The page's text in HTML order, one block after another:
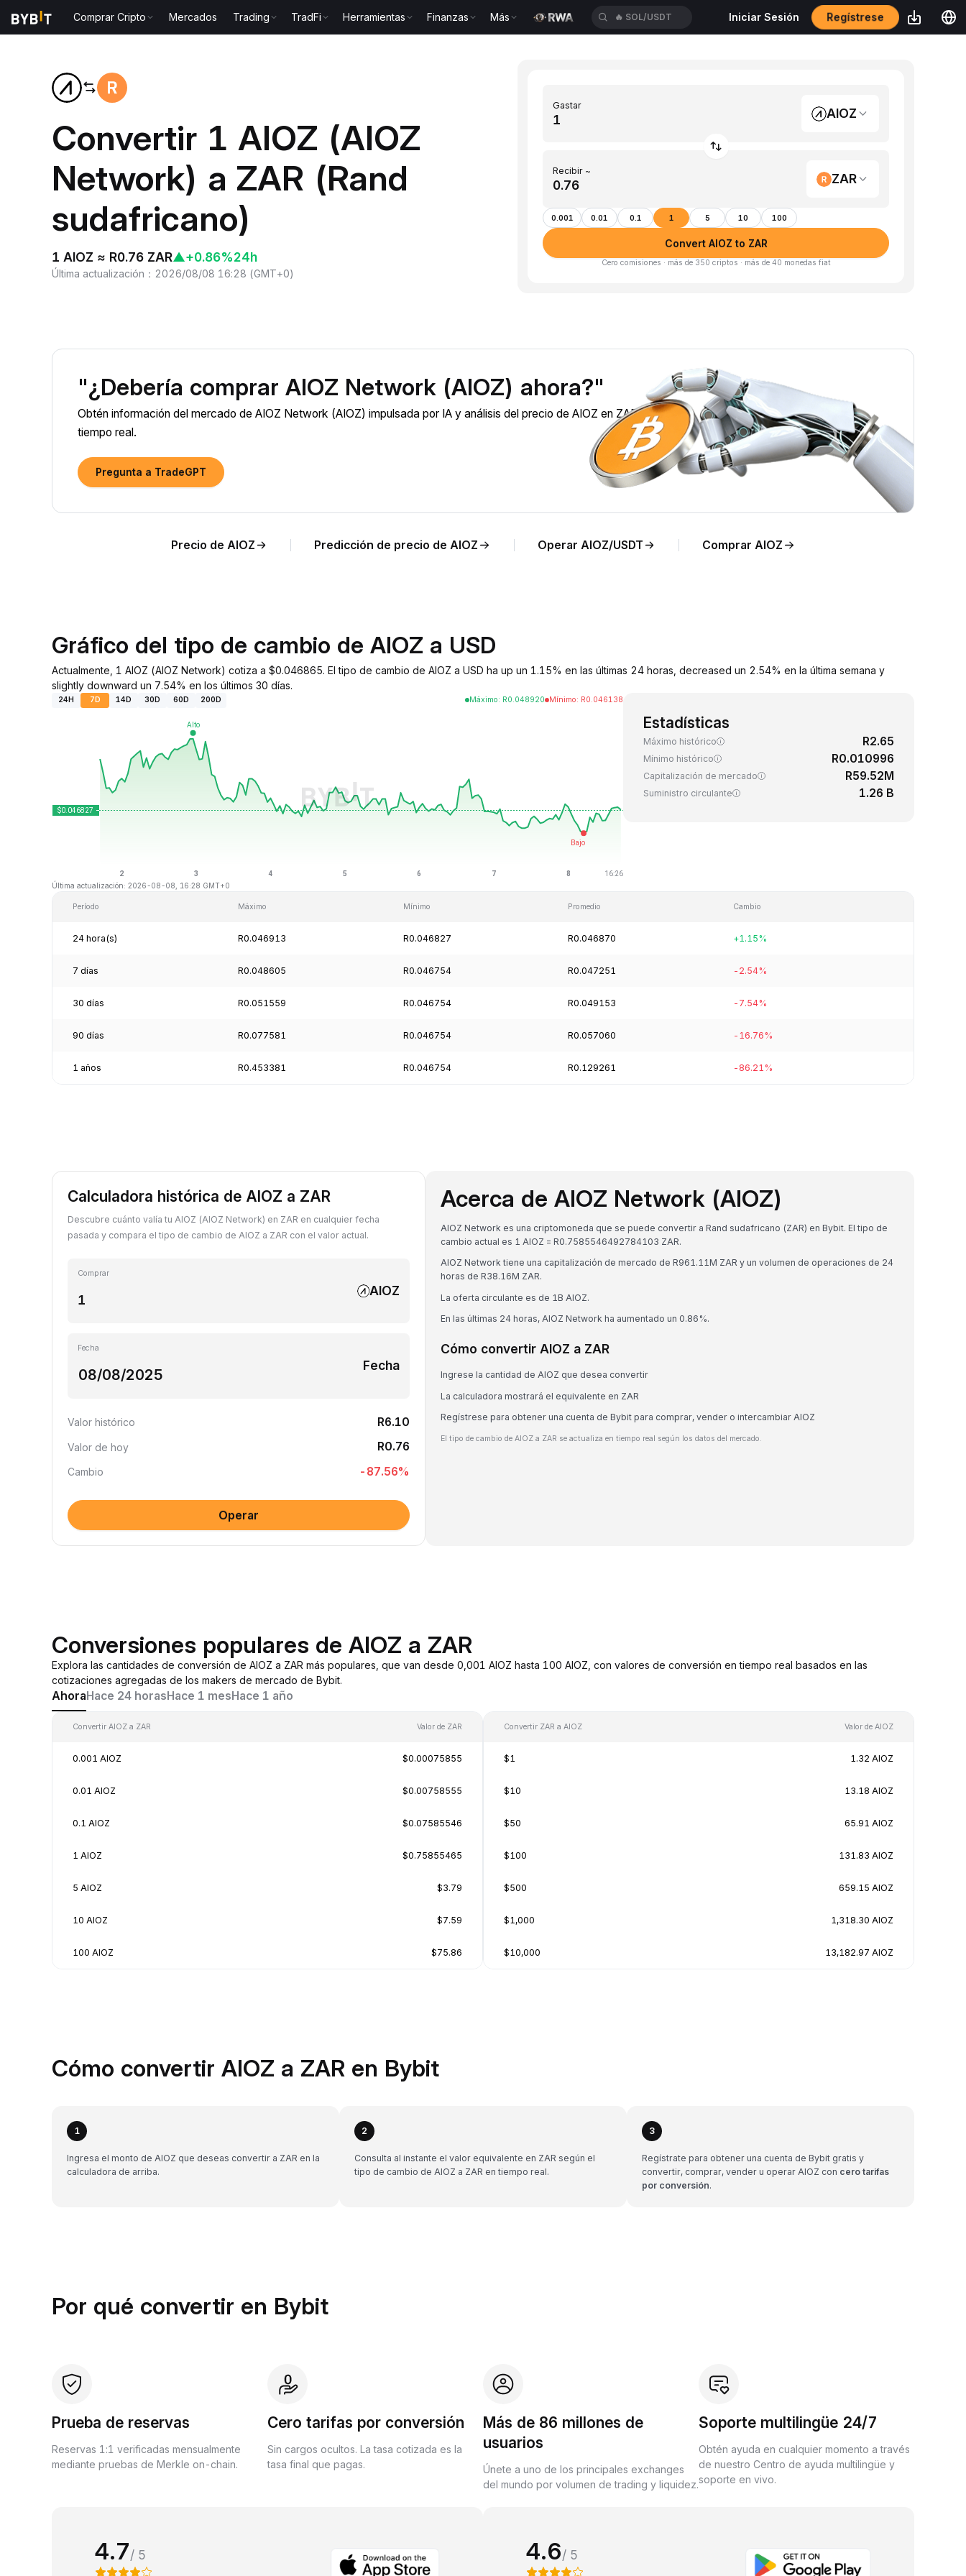
Comprar Cripto Mercados Trading TradFi Herramientas Finanzas Más 🔥 SOL/USDT Iniciar Sesión Regístrese
Convertir 1 AIOZ (AIOZ
Network) a ZAR (Rand
sudafricano)
1 AIOZ ≈ R0.76 ZAR▲+0.86%24h
Última actualización ： 2026/08/08 16:28 (GMT+0)
Gastar
AIOZ
Recibir ~
ZAR
0.001 0.01 0.1 1 5 10 100
Convert AIOZ to ZAR
Cero comisiones · más de 350 criptos · más de 40 monedas fiat
"¿Debería comprar AIOZ Network (AIOZ) ahora?"
Obtén información del mercado de AIOZ Network (AIOZ) impulsada por IA y análisis del precio de AIOZ en ZAR en
tiempo real.
Pregunta a TradeGPT
Precio de AIOZ Predicción de precio de AIOZ Operar AIOZ/USDT Comprar AIOZ
Gráfico del tipo de cambio de AIOZ a USD
Actualmente, 1 AIOZ (AIOZ Network) cotiza a $0.046865. El tipo de cambio de AIOZ a USD ha up un 1.15% en las últimas 24 horas, decreased un 2.54% en la última semana y
slightly downward un 7.54% en los últimos 30 días.
24H 7D 14D 30D 60D 200D Máximo: R0.048920 Mínimo: R0.046138
Última actualización: 2026-08-08, 16:28 GMT+0
Estadísticas
Máximo histórico R2.65
Mínimo histórico R0.010996
Capitalización de mercado R59.52M
Suministro circulante 1.26 B
Período Máximo Mínimo Promedio Cambio
24 hora(s) R0.046913 R0.046827 R0.046870 +1.15%
7 días R0.048605 R0.046754 R0.047251 -2.54%
30 días R0.051559 R0.046754 R0.049153 -7.54%
90 días R0.077581 R0.046754 R0.057060 -16.76%
1 años R0.453381 R0.046754 R0.129261 -86.21%
Calculadora histórica de AIOZ a ZAR
Descubre cuánto valía tu AIOZ (AIOZ Network) en ZAR en cualquier fecha
pasada y compara el tipo de cambio de AIOZ a ZAR con el valor actual.
Comprar
AIOZ
Fecha
Fecha
Valor histórico R6.10
Valor de hoy R0.76
Cambio -87.56%
Operar
Acerca de AIOZ Network (AIOZ)
AIOZ Network es una criptomoneda que se puede convertir a Rand sudafricano (ZAR) en Bybit. El tipo de
cambio actual es 1 AIOZ = R0.7585546492784103 ZAR.
AIOZ Network tiene una capitalización de mercado de R961.11M ZAR y un volumen de operaciones de 24
horas de R38.16M ZAR.
La oferta circulante es de 1B AIOZ.
En las últimas 24 horas, AIOZ Network ha aumentado un 0.86%.
Cómo convertir AIOZ a ZAR
Ingrese la cantidad de AIOZ que desea convertir
La calculadora mostrará el equivalente en ZAR
Regístrese para obtener una cuenta de Bybit para comprar, vender o intercambiar AIOZ
El tipo de cambio de AIOZ a ZAR se actualiza en tiempo real según los datos del mercado.
Conversiones populares de AIOZ a ZAR
Explora las cantidades de conversión de AIOZ a ZAR más populares, que van desde 0,001 AIOZ hasta 100 AIOZ, con valores de conversión en tiempo real basados en las
cotizaciones agregadas de los makers de mercado de Bybit.
AhoraHace 24 horasHace 1 mesHace 1 año
Convertir AIOZ a ZAR Valor de ZAR
0.001 AIOZ $0.00075855
0.01 AIOZ $0.00758555
0.1 AIOZ $0.07585546
1 AIOZ $0.75855465
5 AIOZ $3.79
10 AIOZ $7.59
100 AIOZ $75.86
Convertir ZAR a AIOZ Valor de AIOZ
$1 1.32 AIOZ
$10 13.18 AIOZ
$50 65.91 AIOZ
$100 131.83 AIOZ
$500 659.15 AIOZ
$1,000 1,318.30 AIOZ
$10,000 13,182.97 AIOZ
Cómo convertir AIOZ a ZAR en Bybit
1
Ingresa el monto de AIOZ que deseas convertir a ZAR en la
calculadora de arriba.
2
Consulta al instante el valor equivalente en ZAR según el
tipo de cambio de AIOZ a ZAR en tiempo real.
3
Regístrate para obtener una cuenta de Bybit gratis y
convertir, comprar, vender u operar AIOZ con cero tarifas
por conversión.
Por qué convertir en Bybit
Prueba de reservas
Reservas 1:1 verificadas mensualmente
mediante pruebas de Merkle on-chain.
Cero tarifas por conversión
Sin cargos ocultos. La tasa cotizada es la
tasa final que pagas.
Más de 86 millones de
usuarios
Únete a uno de los principales exchanges
del mundo por volumen de trading y liquidez.
Soporte multilingüe 24/7
Obtén ayuda en cualquier momento a través
de nuestro Centro de ayuda multilingüe y
soporte en vivo.
4.7/ 5 4.6/ 5